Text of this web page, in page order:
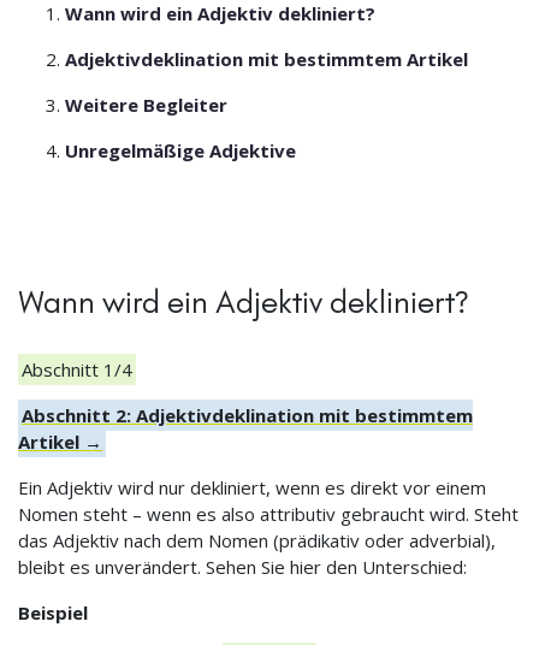
Wann wird ein Adjektiv dekliniert?
Adjektivdeklination mit bestimmtem Artikel
Weitere Begleiter
Unregelmäßige Adjektive
Wann wird ein Adjektiv dekliniert?
Abschnitt 1/4
Abschnitt 2: Adjektivdeklination mit bestimmtem
Artikel →
Ein Adjektiv wird nur dekliniert, wenn es direkt vor einem
Nomen steht – wenn es also attributiv gebraucht wird. Steht
das Adjektiv nach dem Nomen (prädikativ oder adverbial),
bleibt es unverändert. Sehen Sie hier den Unterschied:
Beispiel